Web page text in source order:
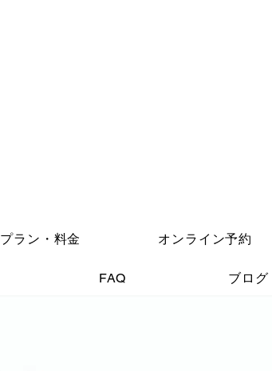
プラン・料金 オンライン予約
FAQ ブログ